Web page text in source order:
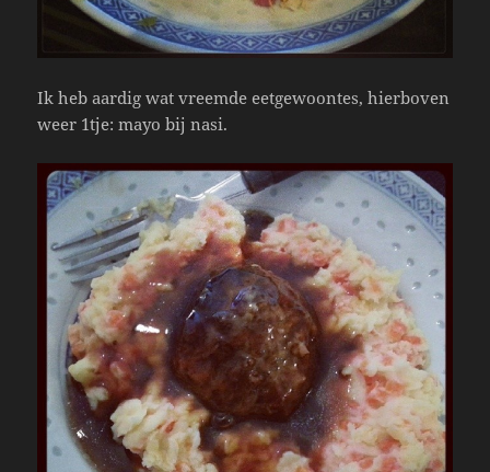
Ik heb aardig wat vreemde eetgewoontes, hierboven
weer 1tje: mayo bij nasi.